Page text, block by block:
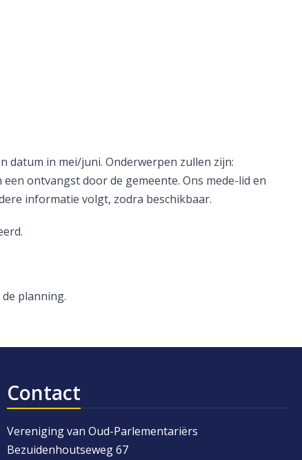
datum in mei/juni. Onderwerpen zullen zijn:
ontvangst door de gemeente. Ons mede-lid en
informatie volgt, zodra beschikbaar.
planning.
Contact
Vereniging van Oud-Parlementariërs
Bezuidenhoutseweg 67